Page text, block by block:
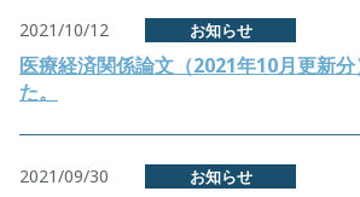
2021/10/12 お知らせ
医療経済関係論文（2021年10月更新
た。
2021/09/30 お知らせ